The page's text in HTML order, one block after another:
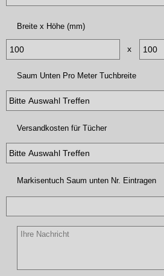
Breite x Höhe (mm)
x
Saum Unten Pro Meter Tuchbreite
Versandkosten für Tücher
Markisentuch Saum unten Nr. Eintragen